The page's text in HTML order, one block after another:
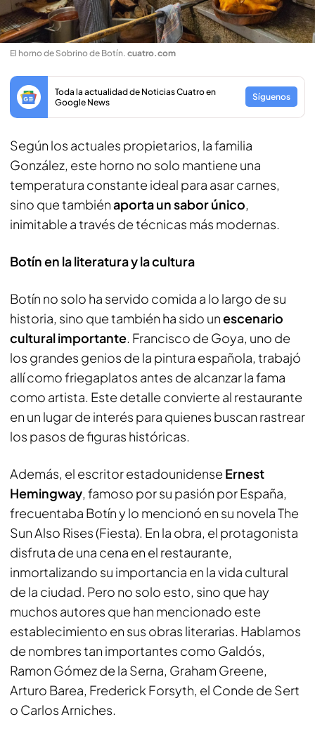
El horno de Sobrino de Botín. cuatro.com
Toda la actualidad de Noticias Cuatro en
Google News
Síguenos
Según los actuales propietarios, la familia
González, este horno no solo mantiene una
temperatura constante ideal para asar carnes,
sino que tambiénaporta un sabor único,
inimitable a través de técnicas más modernas.
Botín en la literatura y la cultura
Botín no solo ha servido comida a lo largo de su
historia, sino que también ha sido unescenario
cultural importante. Francisco de Goya, uno de
los grandes genios de la pintura española, trabajó
allí como friegaplatos antes de alcanzar la fama
como artista. Este detalle convierte al restaurante
en un lugar de interés para quienes buscan rastrear
los pasos de figuras históricas.
Además, el escritor estadounidense Ernest
Hemingway, famoso por su pasión por España,
frecuentaba Botín y lo mencionó en su novela The
Sun Also Rises (Fiesta). En la obra, el protagonista
disfruta de una cena en el restaurante,
inmortalizando su importancia en la vida cultural
de la ciudad. Pero no solo esto, sino que hay
muchos autores que han mencionado este
establecimiento en sus obras literarias. Hablamos
de nombres tan importantes como Galdós,
Ramon Gómez de la Serna, Graham Greene,
Arturo Barea, Frederick Forsyth, el Conde de Sert
o Carlos Arniches.